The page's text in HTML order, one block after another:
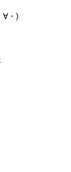
∀・)